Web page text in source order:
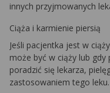
innych przyjmowanych
Ciąża i karmienie piersią
Jeśli pacjentka jest w
może być w ciąży lub
poradzić się lekarza,
zastosowaniem tego leku.